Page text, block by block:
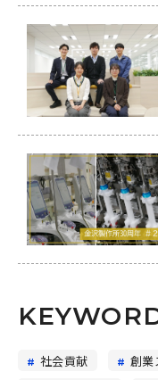
社会貢献 創業